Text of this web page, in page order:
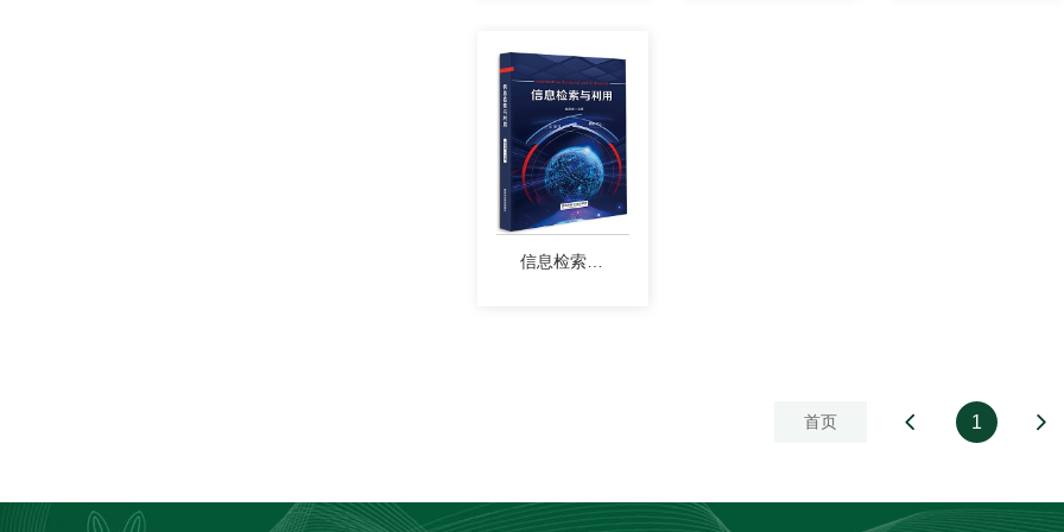
信息检索与利用
首页 1